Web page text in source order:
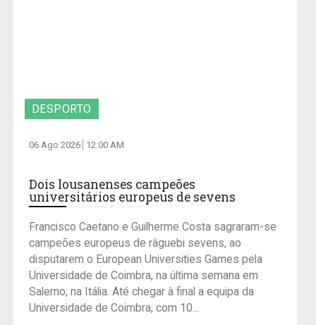
DESPORTO
06 Ago 2026 12:00 AM
Dois lousanenses campeões
universitários europeus de sevens
Francisco Caetano e Guilherme Costa sagraram-se
campeões europeus de râguebi sevens, ao
disputarem o European Universities Games pela
Universidade de Coimbra, na última semana em
Salerno, na Itália. Até chegar à final a equipa da
Universidade de Coimbra, com 10...